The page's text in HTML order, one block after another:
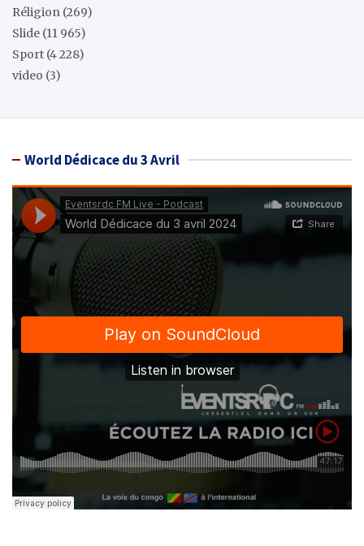
Réligion (269)
Slide (11 965)
Sport (4 228)
video (3)
World Dédicace du 3 Avril